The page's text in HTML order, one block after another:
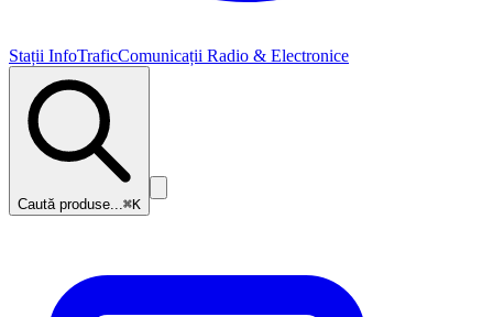
Stații InfoTraficComunicații Radio & Electronice
Caută produse...⌘K